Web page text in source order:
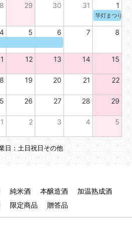
純米酒 本醸造酒
加温熟成酒
限定商品 贈答品
29 30 31 1
竿灯まつり期
4 5 6 7 8
12 13 14 15
19 20 21 22
26 27 28 29
1 2 3 4 5
日：土日祝日その他